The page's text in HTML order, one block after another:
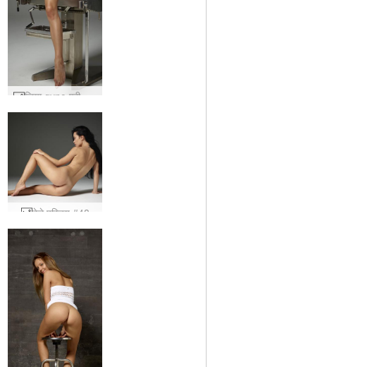
जिया gyno परीक्षा #61
बेले परिचय #48